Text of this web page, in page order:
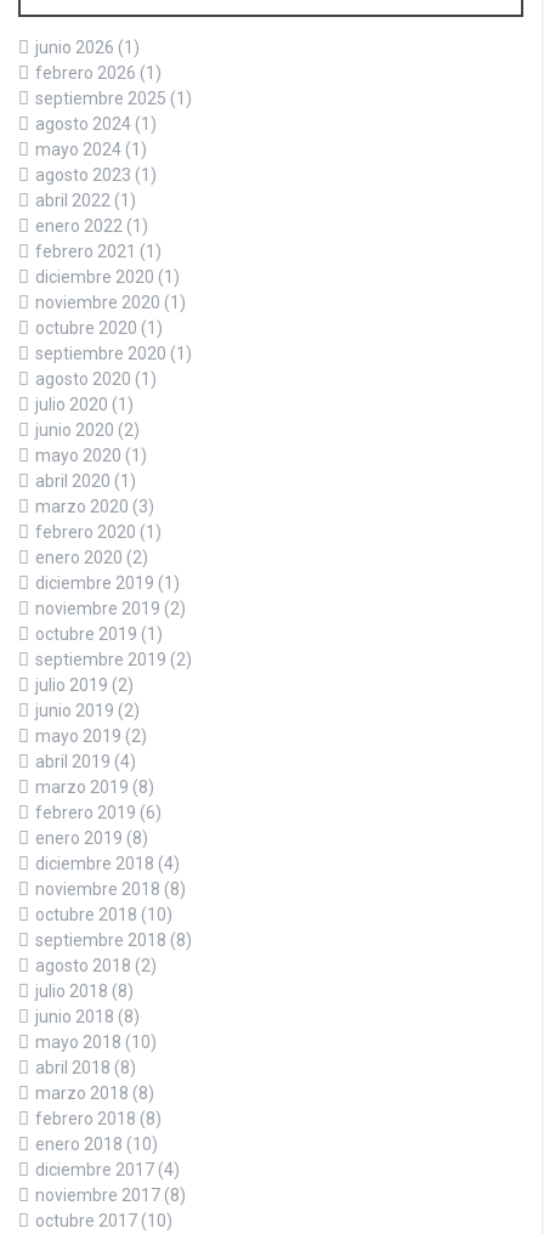
junio 2026 (1)
febrero 2026 (1)
septiembre 2025 (1)
agosto 2024 (1)
mayo 2024 (1)
agosto 2023 (1)
abril 2022 (1)
enero 2022 (1)
febrero 2021 (1)
diciembre 2020 (1)
noviembre 2020 (1)
octubre 2020 (1)
septiembre 2020 (1)
agosto 2020 (1)
julio 2020 (1)
junio 2020 (2)
mayo 2020 (1)
abril 2020 (1)
marzo 2020 (3)
febrero 2020 (1)
enero 2020 (2)
diciembre 2019 (1)
noviembre 2019 (2)
octubre 2019 (1)
septiembre 2019 (2)
julio 2019 (2)
junio 2019 (2)
mayo 2019 (2)
abril 2019 (4)
marzo 2019 (8)
febrero 2019 (6)
enero 2019 (8)
diciembre 2018 (4)
noviembre 2018 (8)
octubre 2018 (10)
septiembre 2018 (8)
agosto 2018 (2)
julio 2018 (8)
junio 2018 (8)
mayo 2018 (10)
abril 2018 (8)
marzo 2018 (8)
febrero 2018 (8)
enero 2018 (10)
diciembre 2017 (4)
noviembre 2017 (8)
octubre 2017 (10)